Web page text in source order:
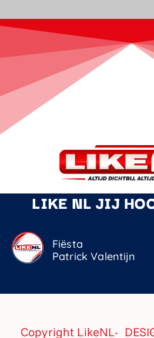
LIKE NL JIJ
Fiësta
Patrick Valentijn
Copyright LikeNL-